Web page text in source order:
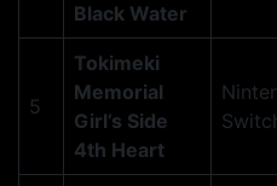
Black Water
5
Tokimeki
Memorial
Girl’s Side
4th Heart